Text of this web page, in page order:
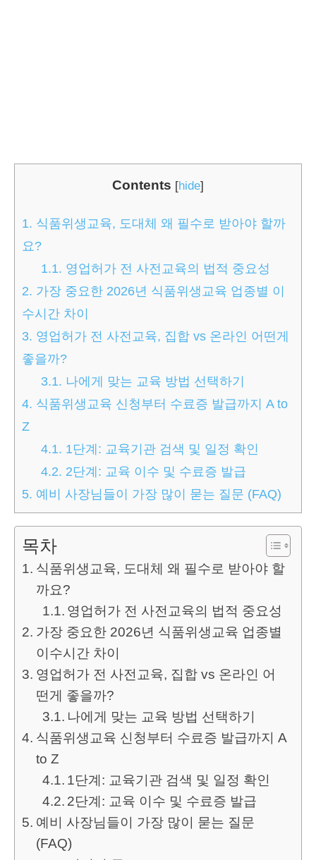
Contents [hide]
1. 식품위생교육, 도대체 왜 필수로 받아야 할까
요?
1.1. 영업허가 전 사전교육의 법적 중요성
2. 가장 중요한 2026년 식품위생교육 업종별 이
수시간 차이
3. 영업허가 전 사전교육, 집합 vs 온라인 어떤게
좋을까?
3.1. 나에게 맞는 교육 방법 선택하기
4. 식품위생교육 신청부터 수료증 발급까지 A to
Z
4.1. 1단계: 교육기관 검색 및 일정 확인
4.2. 2단계: 교육 이수 및 수료증 발급
5. 예비 사장님들이 가장 많이 묻는 질문 (FAQ)
목차
식품위생교육, 도대체 왜 필수로 받아야 할
까요?
영업허가 전 사전교육의 법적 중요성
가장 중요한 2026년 식품위생교육 업종별
이수시간 차이
영업허가 전 사전교육, 집합 vs 온라인 어
떤게 좋을까?
나에게 맞는 교육 방법 선택하기
식품위생교육 신청부터 수료증 발급까지 A
to Z
1단계: 교육기관 검색 및 일정 확인
2단계: 교육 이수 및 수료증 발급
예비 사장님들이 가장 많이 묻는 질문
(FAQ)